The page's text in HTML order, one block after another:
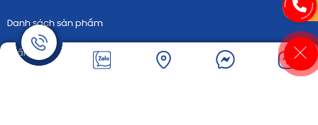
Danh sách sản phẩm
In ấn